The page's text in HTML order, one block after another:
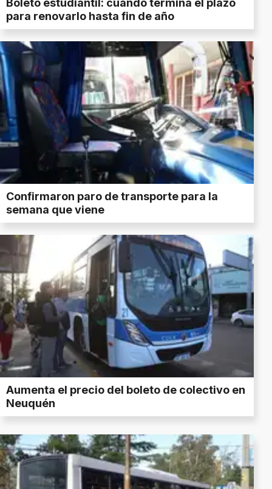
Boleto estudiantil: cuándo termina el plazo
para renovarlo hasta fin de año
Confirmaron paro de transporte para la
semana que viene
Aumenta el precio del boleto de colectivo en
Neuquén